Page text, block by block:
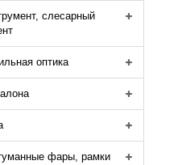
слесарный
оптика
фары, рамки